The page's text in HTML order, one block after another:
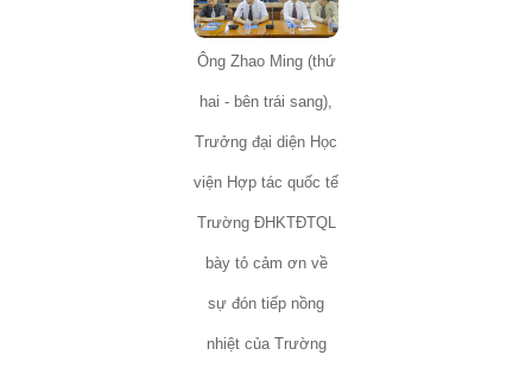
Ông Zhao Ming (thứ
hai - bên trái sang),
Trưởng đại diện Học
viện Hợp tác quốc tế
Trường ĐHKTĐTQL
bày tỏ cảm ơn về
sự đón tiếp nồng
nhiệt của Trường